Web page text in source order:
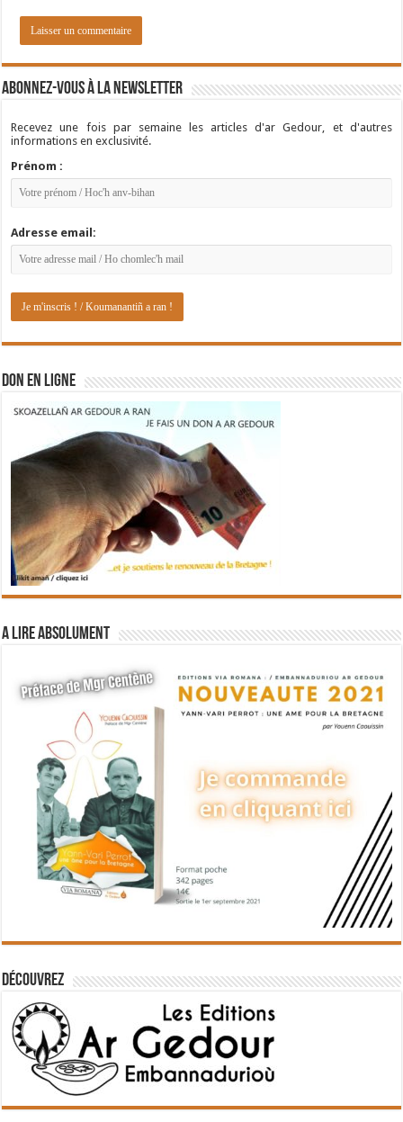
Abonnez-vous à la newsletter
Recevez une fois par semaine les articles d'ar Gedour, et d'autres
informations en exclusivité.
Prénom :
Adresse email:
DON EN LIGNE
A lire absolument
Découvrez